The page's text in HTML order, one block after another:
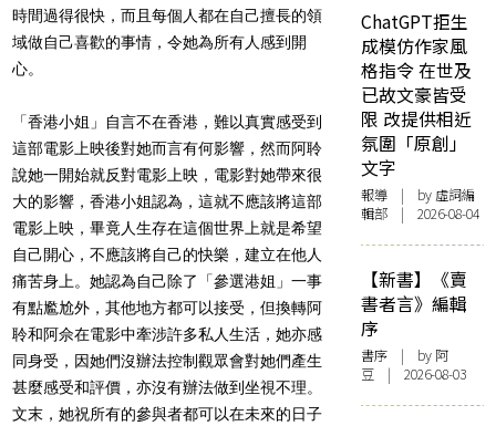
時間過得很快，而且每個人都在自己擅長的領
域做自己喜歡的事情，令她為所有人感到開
心。
「香港小姐」自言不在香港，難以真實感受到
這部電影上映後對她而言有何影響，然而阿聆
說她一開始就反對電影上映，電影對她帶來很
大的影響，香港小姐認為，這就不應該將這部
電影上映，畢竟人生存在這個世界上就是希望
自己開心，不應該將自己的快樂，建立在他人
痛苦身上。她認為自己除了「參選港姐」一事
有點尷尬外，其他地方都可以接受，但換轉阿
聆和阿佘在電影中牽涉許多私人生活，她亦感
同身受，因她們沒辦法控制觀眾會對她們產生
甚麼感受和評價，亦沒有辦法做到坐視不理。
文末，她祝所有的參與者都可以在未來的日子
ChatGPT拒生
成模仿作家風
格指令 在世及
已故文豪皆受
限 改提供相近
氛圍「原創」
文字
報導 | by 虛詞編
輯部 | 2026-08-04
【新書】《賣
書者言》編輯
序
書序 | by 阿
豆 | 2026-08-03